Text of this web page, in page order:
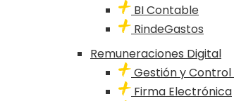
BI Contable
RindeGastos
Remuneraciones Digital
Gestión y
Firma Electrónica